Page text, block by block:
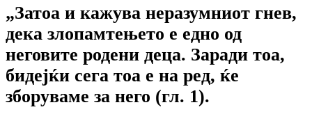
„Затоа и кажува неразумниот гнев,
дека злопамтењето е едно од
неговите родени деца. Заради тоа,
бидејќи сега тоа е на ред, ќе
зборуваме за него (гл. 1).